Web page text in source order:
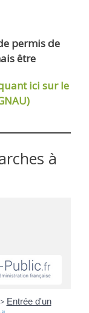
permis de
être
ici sur le
à
> Entrée d'un